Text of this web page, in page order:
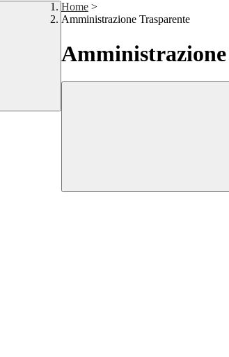
Home >
Amministrazione Trasparente